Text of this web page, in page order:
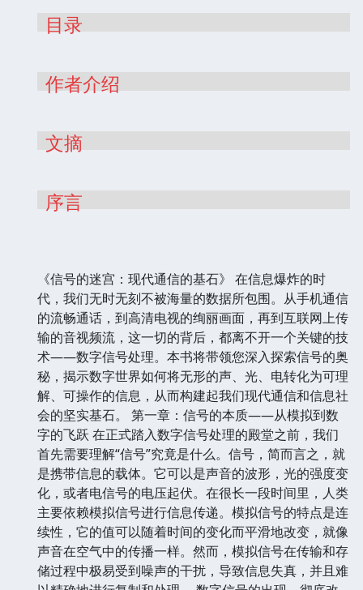
目录
作者介绍
文摘
序言
《信号的迷宫：现代通信的基石》 在信息爆炸的时
代，我们无时无刻不被海量的数据所包围。从手机通信
的流畅通话，到高清电视的绚丽画面，再到互联网上传
输的音视频流，这一切的背后，都离不开一个关键的技
术——数字信号处理。本书将带领您深入探索信号的奥
秘，揭示数字世界如何将无形的声、光、电转化为可理
解、可操作的信息，从而构建起我们现代通信和信息社
会的坚实基石。 第一章：信号的本质——从模拟到数
字的飞跃 在正式踏入数字信号处理的殿堂之前，我们
首先需要理解“信号”究竟是什么。信号，简而言之，就
是携带信息的载体。它可以是声音的波形，光的强度变
化，或者电信号的电压起伏。在很长一段时间里，人类
主要依赖模拟信号进行信息传递。模拟信号的特点是连
续性，它的值可以随着时间的变化而平滑地改变，就像
声音在空气中的传播一样。然而，模拟信号在传输和存
储过程中极易受到噪声的干扰，导致信息失真，并且难